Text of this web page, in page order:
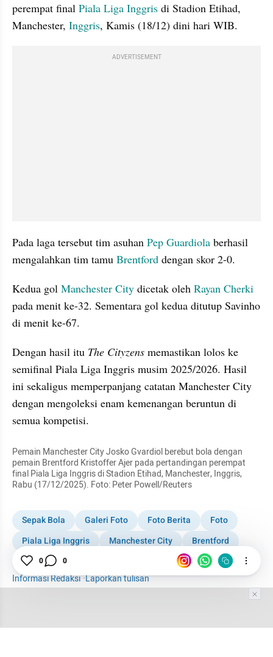
perempat final Piala Liga Inggris di Stadion Etihad,
Manchester, Inggris, Kamis (18/12) dini hari WIB.
ADVERTISEMENT
Pada laga tersebut tim asuhan Pep Guardiola berhasil
mengalahkan tim tamu Brentford dengan skor 2-0.
Kedua gol Manchester City dicetak oleh Rayan Cherki
pada menit ke-32. Sementara gol kedua ditutup Savinho
di menit ke-67.
Dengan hasil itu The Cityzens memastikan lolos ke
semifinal Piala Liga Inggris musim 2025/2026. Hasil
ini sekaligus memperpanjang catatan Manchester City
dengan mengoleksi enam kemenangan beruntun di
semua kompetisi.
Pemain Manchester City Josko Gvardiol berebut bola dengan
pemain Brentford Kristoffer Ajer pada pertandingan perempat
final Piala Liga Inggris di Stadion Etihad, Manchester, Inggris,
Rabu (17/12/2025). Foto: Peter Powell/Reuters
Sepak Bola Galeri Foto Foto Berita
Foto
Piala Liga Inggris
Manchester City
Brentford
Pep Guardiola
Inggris
Informasi Redaksi·Laporkan tulisan
0 0